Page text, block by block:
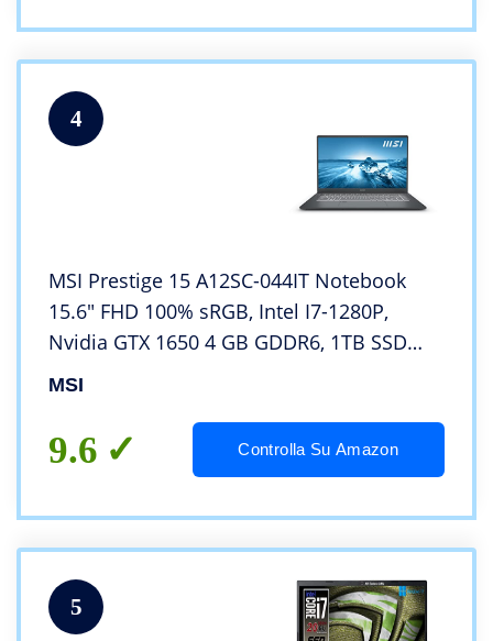
4
MSI Prestige 15 A12SC-044IT Notebook
15.6″ FHD 100% sRGB, Intel I7-1280P,
Nvidia GTX 1650 4 GB GDDR6, 1TB SSD
M.2 PCIe 4.0, 16GB LPDDR4, WiFi 6E, Win
MSI
9.6 Controlla Su Amazon
5